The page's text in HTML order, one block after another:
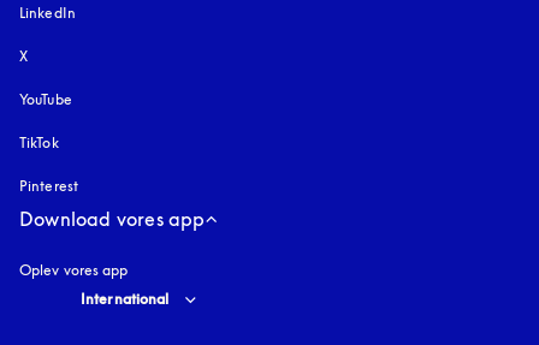
LinkedIn
X
YouTube
TikTok
Pinterest
Download vores app
Oplev vores app
Select country and language
International